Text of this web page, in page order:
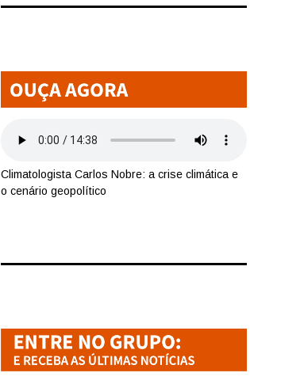
Climatologista Carlos Nobre: a crise climática e
o cenário geopolítico